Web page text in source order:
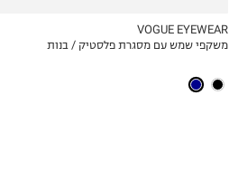
MY LIST
VOGUE EYEWEAR
משקפי שמש עם מסגרת פלסטיק / בנות